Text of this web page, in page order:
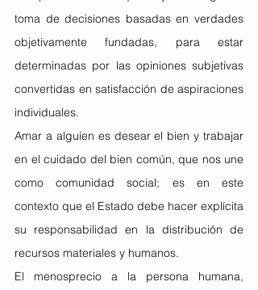
toma de decisiones basadas en verdades
objetivamente fundadas, para estar
determinadas por las opiniones subjetivas
convertidas en satisfacción de aspiraciones
individuales.
Amar a alguien es desear el bien y trabajar
en el cuidado del bien común, que nos une
como comunidad social; es en este
contexto que el Estado debe hacer explícita
su responsabilidad en la distribución de
recursos materiales y humanos.
El menosprecio a la persona humana,